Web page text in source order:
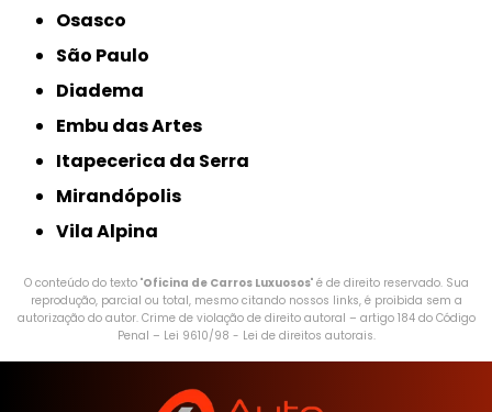
Osasco
São Paulo
Diadema
Embu das Artes
Itapecerica da Serra
Mirandópolis
Vila Alpina
O conteúdo do texto "Oficina de Carros Luxuosos" é de direito reservado. Sua
reprodução, parcial ou total, mesmo citando nossos links, é proibida sem a
autorização do autor. Crime de violação de direito autoral – artigo 184 do Código
Penal – Lei 9610/98 - Lei de direitos autorais.